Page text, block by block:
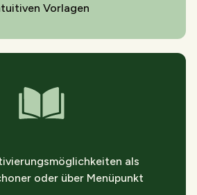
Vorlagen
als
oder über Menüpunkt